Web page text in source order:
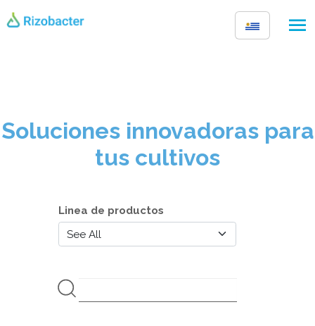
Soluciones innovadoras para
tus cultivos
Linea de productos